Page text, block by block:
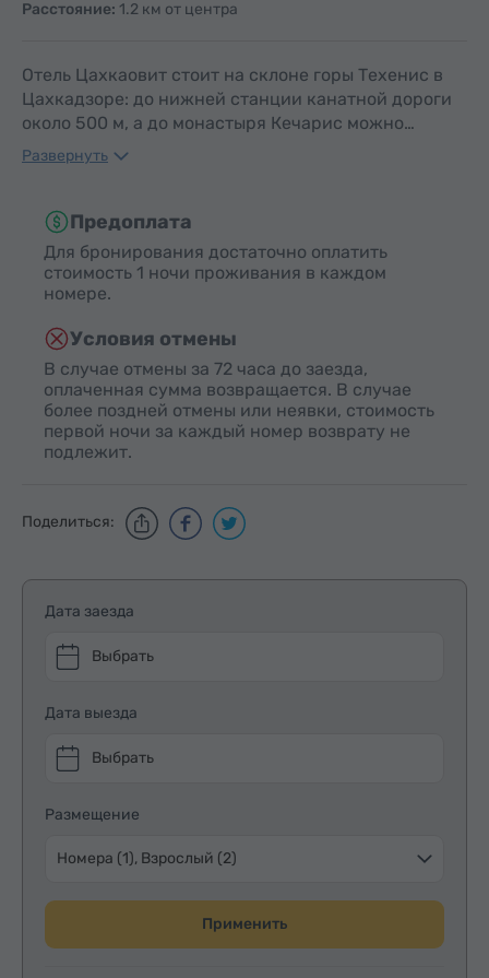
Расстояние: 1.2 км от центра
Отель Цахкаовит стоит на склоне горы Техенис в
Цахкадзоре: до нижней станции канатной дороги
около 500 м, а до монастыря Кечарис можно…
Развернуть
Предоплата
Для бронирования достаточно оплатить
стоимость 1 ночи проживания в каждом
номере.
Условия отмены
В случае отмены за 72 часа до заезда,
оплаченная сумма возвращается. В случае
более поздней отмены или неявки, стоимость
первой ночи за каждый номер возврату не
подлежит.
Поделиться:
Дата заезда
Выбрать
Дата выезда
Выбрать
Размещение
Номера (1), Взрослый (2)
Применить